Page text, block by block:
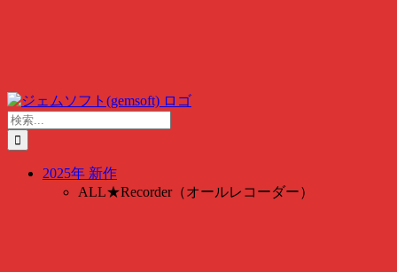
検
索
…
2025年 新作
ALL★Recorder（オールレコーダー）